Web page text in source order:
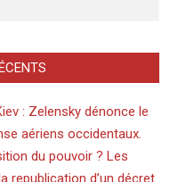
: Zelensky dénonce le
aériens occidentaux.
du pouvoir ? Les
republication d’un décret